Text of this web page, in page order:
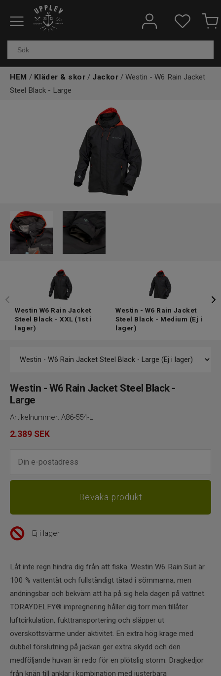
Fiskeredskap
Kläder & skor
HEM / Kläder & skor / Jackor / Westin - W6 Rain Jacket
Steel Black - Large
Westin W6 Rain Jacket
Steel Black - XXL (1st i
lager)
Westin - W6 Rain Jacket
Steel Black - Medium (Ej i
lager)
Westin - W6 Rain Jacket Steel Black -
Large
Artikelnummer: A86-554-L
2.389 SEK
Ej i lager
Låt inte regn hindra dig från att fiska. Westin W6 Rain Suit är
100 % vattentät och fullständigt tätad i sömmarna, men
andningsbar och bekväm att ha på sig hela dagen på vattnet.
TORAYDELFY® impregnering håller dig torr men tillåter
luftcirkulation, fukttransportering och släpper ut
överskottsvärme under aktivitet. En extra hög krage med
dubbel förslutning på jackan ger extra skydd och den
medföljande huvan är redo för en plötslig storm. Dragkedjor
från knän till anklar i kombination med justerbara